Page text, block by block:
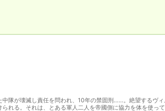
中隊が壊滅し責任を問われ、10年の禁固刑……。絶望するヴ
れる。それは、とある軍人二人を帝國側に協力を体を使っ